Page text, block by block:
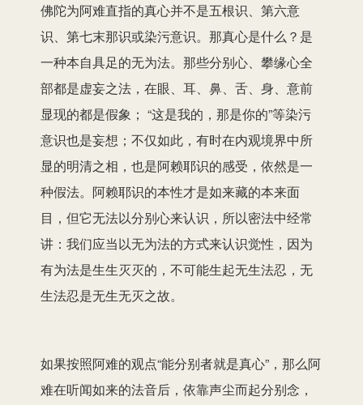
佛陀为阿难直指的真心并不是五根识、第六意
识、第七末那识或染污意识。那真心是什么？是
一种本自具足的无为法。那些分别心、攀缘心全
部都是虚妄之法，在眼、耳、鼻、舌、身、意前
显现的都是假象； “这是我的，那是你的”等染污
意识也是妄想；不仅如此，有时在内观境界中所
显的明清之相，也是阿赖耶识的感受，依然是一
种假法。阿赖耶识的本性才是如来藏的本来面
目，但它无法以分别心来认识，所以密法中经常
讲：我们应当以无为法的方式来认识觉性，因为
有为法是生生灭灭的，不可能生起无生法忍，无
生法忍是无生无灭之故。
如果按照阿难的观点“能分别者就是真心”，那么阿
难在听闻如来的法音后，依靠声尘而起分别念，